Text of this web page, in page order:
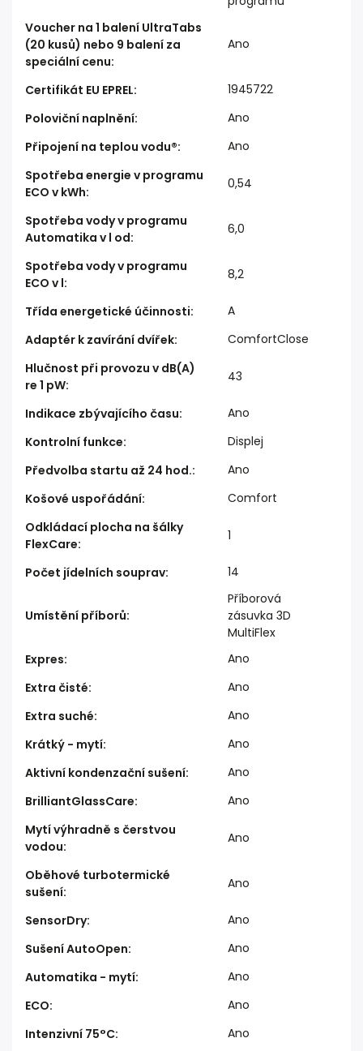
Voucher na 1 balení UltraTabs
(20 kusů) nebo 9 balení za
speciální cenu:
Ano
Certifikát EU EPREL:
1945722
Poloviční naplnění:
Ano
Připojení na teplou vodu®:
Ano
Spotřeba energie v programu
ECO v kWh:
0,54
Spotřeba vody v programu
Automatika v l od:
6,0
Spotřeba vody v programu
ECO v l:
8,2
Třída energetické účinnosti:
A
Adaptér k zavírání dvířek:
ComfortClose
Hlučnost při provozu v dB(A)
re 1 pW:
43
Indikace zbývajícího času:
Ano
Kontrolní funkce:
Displej
Předvolba startu až 24 hod.:
Ano
Košové uspořádání:
Comfort
Odkládací plocha na šálky
FlexCare:
1
Počet jídelních souprav: 14
Umístění příborů:
Příborová
zásuvka 3D
MultiFlex
Expres:
Ano
Extra čisté:
Ano
Extra suché:
Ano
Krátký - mytí:
Ano
Aktivní kondenzační sušení:
Ano
BrilliantGlassCare:
Ano
Mytí výhradně s čerstvou
vodou:
Ano
Oběhové turbotermické
sušení:
Ano
SensorDry:
Ano
Sušení AutoOpen:
Ano
Automatika - mytí:
Ano
ECO:
Ano
Intenzivní 75°C:
Ano